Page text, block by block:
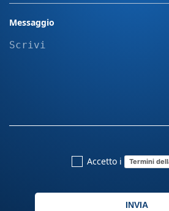
rappresentano quindi
prodotto finale o le versioni
Messaggio
Accetto i Termini
INVIA